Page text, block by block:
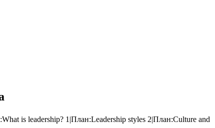
is leadership? 1|План:Leadership styles 2|План:Culture and